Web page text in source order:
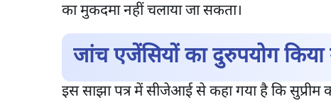
का मुकदमा नहीं चलाया जा सकता।
जांच एजेंसियों का दुरुपयोग किया
इस साझा पत्र में सीजेआई से कहा गया है कि